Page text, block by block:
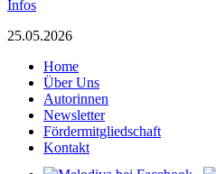
Infos
25.05.2026
Home
Über Uns
Autorinnen
Newsletter
Fördermitgliedschaft
Kontakt